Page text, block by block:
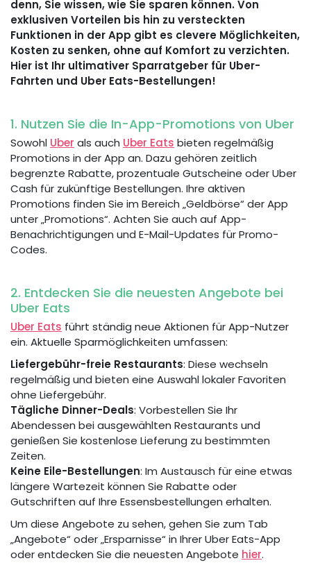
denn, Sie wissen, wie Sie sparen können. Von
exklusiven Vorteilen bis hin zu versteckten
Funktionen in der App gibt es clevere Möglichkeiten,
Kosten zu senken, ohne auf Komfort zu verzichten.
Hier ist Ihr ultimativer Sparratgeber für Uber-
Fahrten und Uber Eats-Bestellungen!
1. Nutzen Sie die In-App-Promotions von Uber
Sowohl Uber als auch Uber Eats bieten regelmäßig
Promotions in der App an. Dazu gehören zeitlich
begrenzte Rabatte, prozentuale Gutscheine oder Uber
Cash für zukünftige Bestellungen. Ihre aktiven
Promotions finden Sie im Bereich „Geldbörse“ der App
unter „Promotions“. Achten Sie auch auf App-
Benachrichtigungen und E-Mail-Updates für Promo-
Codes.
2. Entdecken Sie die neuesten Angebote bei
Uber Eats
Uber Eats führt ständig neue Aktionen für App-Nutzer
ein. Aktuelle Sparmöglichkeiten umfassen:
Liefergebühr-freie Restaurants: Diese wechseln
regelmäßig und bieten eine Auswahl lokaler Favoriten
ohne Liefergebühr.
Tägliche Dinner-Deals: Vorbestellen Sie Ihr
Abendessen bei ausgewählten Restaurants und
genießen Sie kostenlose Lieferung zu bestimmten
Zeiten.
Keine Eile-Bestellungen: Im Austausch für eine etwas
längere Wartezeit können Sie Rabatte oder
Gutschriften auf Ihre Essensbestellungen erhalten.
Um diese Angebote zu sehen, gehen Sie zum Tab
„Angebote“ oder „Ersparnisse“ in Ihrer Uber Eats-App
oder entdecken Sie die neuesten Angebote hier.